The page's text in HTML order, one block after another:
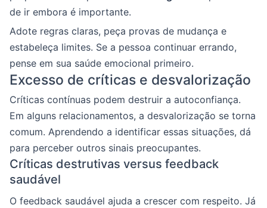
de ir embora é importante.
Adote regras claras, peça provas de mudança e
estabeleça limites. Se a pessoa continuar errando,
pense em sua saúde emocional primeiro.
Excesso de críticas e desvalorização
Críticas contínuas podem destruir a autoconfiança.
Em alguns relacionamentos, a desvalorização se torna
comum. Aprendendo a identificar essas situações, dá
para perceber outros sinais preocupantes.
Críticas destrutivas versus feedback
saudável
O feedback saudável ajuda a crescer com respeito. Já